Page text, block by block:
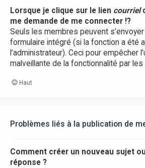
Lorsque je clique sur le lien courriel
me demande de me connecter !?
Seuls les membres peuvent
formulaire intégré (si la fonction a été
l’administrateur). Ceci pour empêcher
malveillante de la fonctionnalité par les
Haut
Problèmes liés à la publication de
Comment créer un nouveau sujet
réponse ?